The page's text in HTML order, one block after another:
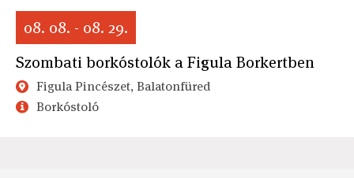
08. 08. - 08. 29.
Szombati borkóstolók a Figula Borkertben
Figula Pincészet, Balatonfüred
Borkóstoló